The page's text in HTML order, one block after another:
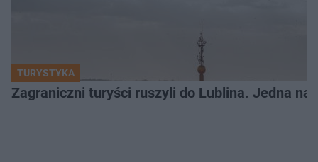
TURYSTYKA
Zagraniczni turyści ruszyli do Lublina. Jedna